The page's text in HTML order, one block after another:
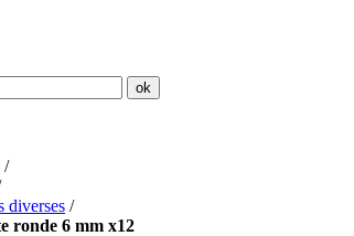
ok
/
diverses /
ronde 6 mm x12